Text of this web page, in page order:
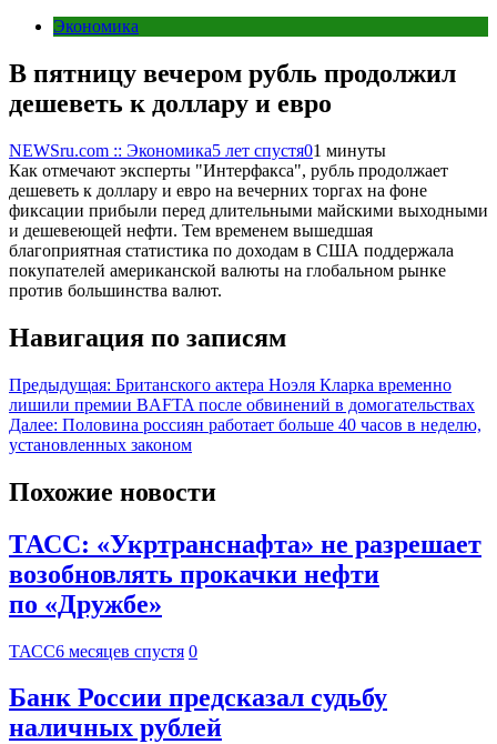
Экономика
В пятницу вечером рубль продолжил
дешеветь к доллару и евро
NEWSru.com :: Экономика5 лет спустя01 минуты
Как отмечают эксперты "Интерфакса", рубль продолжает
дешеветь к доллару и евро на вечерних торгах на фоне
фиксации прибыли перед длительными майскими выходными
и дешевеющей нефти. Тем временем вышедшая
благоприятная статистика по доходам в США поддержала
покупателей американской валюты на глобальном рынке
против большинства валют.
Навигация по записям
Предыдущая: Британского актера Ноэля Кларка временно
лишили премии BAFTA после обвинений в домогательствах
Далее: Половина россиян работает больше 40 часов в неделю,
установленных законом
Похожие новости
ТАСС: «Укртранснафта» не разрешает
возобновлять прокачки нефти
по «Дружбе»
ТАСС6 месяцев спустя 0
Банк России предсказал судьбу
наличных рублей